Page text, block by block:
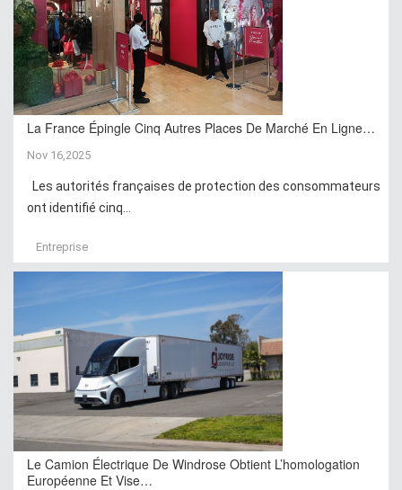
La France Épingle Cinq Autres Places De Marché En Ligne…
Nov 16,2025
Les autorités françaises de protection des consommateurs
ont identifié cinq...
Entreprise
Le Camion Électrique De Windrose Obtient L’homologation
Européenne Et Vise…